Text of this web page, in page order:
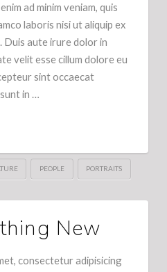
ad minim veniam, quis
laboris nisi ut aliquip ex
Duis aute irure dolor in
velit esse cillum dolore eu
sint occaecat
in …
PEOPLE PORTRAITS
New
consectetur adipisicing